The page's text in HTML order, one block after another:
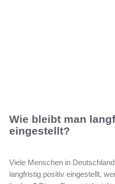
Wie bleibt man
eingestellt?
Viele Menschen in
langfristig positiv eingestellt,